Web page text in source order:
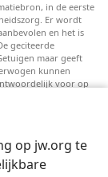
op jw.org te
in de eerste
Er wordt
en het is
geciteerde
maar geeft
kunnen
voor op
passen bij hun
en waarden
altijd